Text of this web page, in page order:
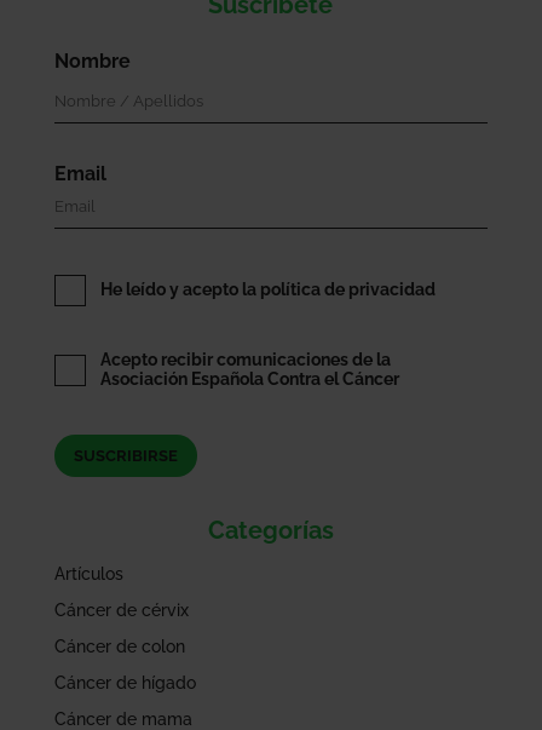
Nombre
Email
He leído y acepto la política de privacidad
Acepto recibir comunicaciones de la
Asociación Española Contra el Cáncer
Categorías
Artículos
Cáncer de cérvix
Cáncer de colon
Cáncer de hígado
Cáncer de mama